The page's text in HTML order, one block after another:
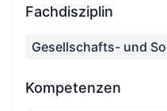
Fachdisziplin
Gesellschafts- und
Kompetenzen